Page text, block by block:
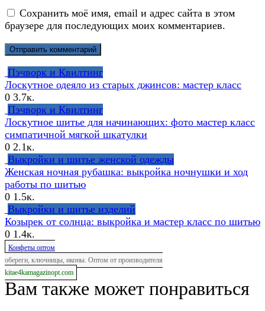
Сохранить моё имя, email и адрес сайта в этом
браузере для последующих моих комментариев.
Пэчворк и Квилтинг
Лоскутное одеяло из старых джинсов: мастер класс
0 3.7к.
Пэчворк и Квилтинг
Лоскутное шитье для начинающих: фото мастер класс
симпатичной мягкой шкатулки
0 2.1к.
Выкройки и шитье женской одежды
Женская ночная рубашка: выкройка ночнушки и ход
работы по шитью
0 1.5к.
Выкройки и шитье изделий
Козырек от солнца: выкройка и мастер класс по шитью
0 1.4к.
Конфеты оптом
обереги, ключницы, иконы. Оптом от производителя
kitae4kamagazinopt.com
Вам также может понравиться